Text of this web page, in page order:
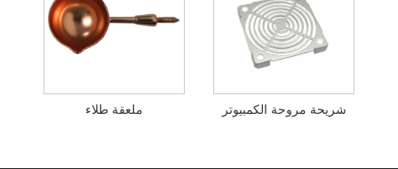
ملعقة طلاء شريحة مروحة الكمبيوتر